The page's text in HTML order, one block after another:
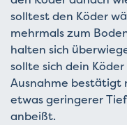
solltest den Köder
mehrmals zum
halten sich
sollte sich dein
Ausnahme bestätigt
etwas geringerer
anbeißt.